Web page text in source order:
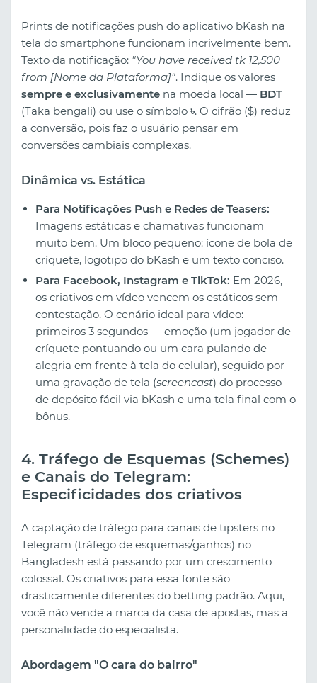
Prints de notificações push do aplicativo bKash na
tela do smartphone funcionam incrivelmente bem.
Texto da notificação: "You have received tk 12,500
from [Nome da Plataforma]". Indique os valores
sempre e exclusivamente na moeda local — BDT
(Taka bengali) ou use o símbolo ৳. O cifrão ($) reduz
a conversão, pois faz o usuário pensar em
conversões cambiais complexas.
Dinâmica vs. Estática
Para Notificações Push e Redes de Teasers:
Imagens estáticas e chamativas funcionam
muito bem. Um bloco pequeno: ícone de bola de
críquete, logotipo do bKash e um texto conciso.
Para Facebook, Instagram e TikTok: Em 2026,
os criativos em vídeo vencem os estáticos sem
contestação. O cenário ideal para vídeo:
primeiros 3 segundos — emoção (um jogador de
críquete pontuando ou um cara pulando de
alegria em frente à tela do celular), seguido por
uma gravação de tela (screencast) do processo
de depósito fácil via bKash e uma tela final com o
bônus.
4. Tráfego de Esquemas (Schemes)
e Canais do Telegram:
Especificidades dos criativos
A captação de tráfego para canais de tipsters no
Telegram (tráfego de esquemas/ganhos) no
Bangladesh está passando por um crescimento
colossal. Os criativos para essa fonte são
drasticamente diferentes do betting padrão. Aqui,
você não vende a marca da casa de apostas, mas a
personalidade do especialista.
Abordagem "O cara do bairro"